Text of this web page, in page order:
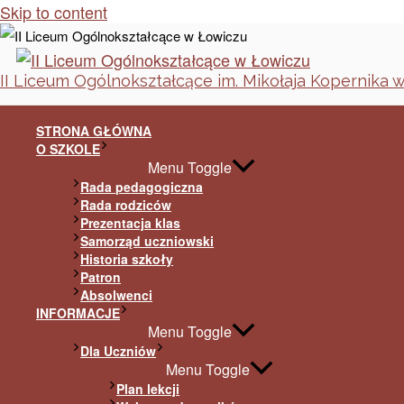
Skip to content
II Liceum Ogólnokształcące im. Mikołaja Kopernika
STRONA GŁÓWNA
O SZKOLE
Menu Toggle
Rada pedagogiczna
Rada rodziców
Prezentacja klas
Samorząd uczniowski
Historia szkoły
Patron
Absolwenci
INFORMACJE
Menu Toggle
Dla Uczniów
Menu Toggle
Plan lekcji